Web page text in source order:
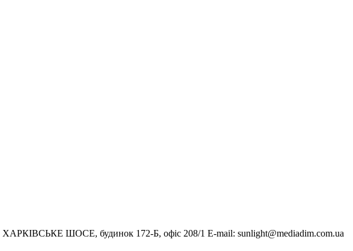
ХАРКІВСЬКЕ ШОСЕ, будинок 172-Б, офіс 208/1 E-mail: sunlight@mediadim.com.ua